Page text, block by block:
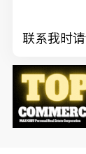
联系我时